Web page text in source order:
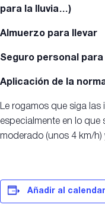
para la lluvia…)
Almuerzo para llevar
Seguro personal
Aplicación de la
Le rogamos que siga
especialmente en lo que
moderado (unos 4 km/
Añadir al